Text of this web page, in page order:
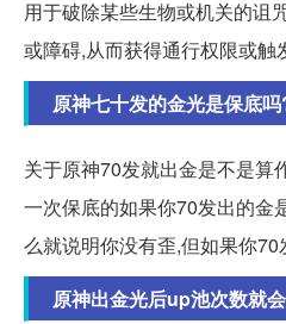
用于破除某些生物或机关的诅
或障碍,从而获得通行权限或触
原神七十发的金光是保底吗
关于原神70发就出金是不是算
一次保底的如果你70发出的金
么就说明你没有歪,但如果你70
原神出金光后up池次数就